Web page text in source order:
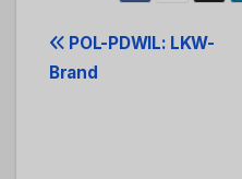
Beitrags-
POL-PDWIL: LKW-
Brand